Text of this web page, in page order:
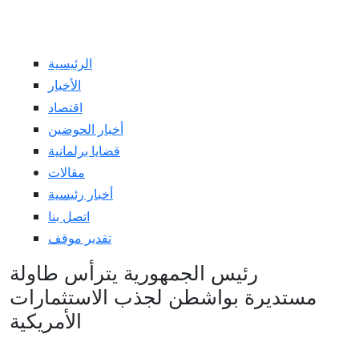
الرئيسية
الأخبار
اقتصاد
أخبار الحوضين
قضايا برلمانية
مقالات
أخبار رئيسية
اتصل بنا
تقدير موقف
رئيس الجمهورية يترأس طاولة
مستديرة بواشطن لجذب الاستثمارات
الأمريكية